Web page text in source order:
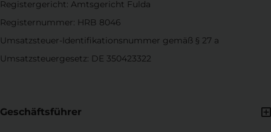
Registergericht: Amtsgericht Fulda
Registernummer: HRB 8046
Umsatzsteuer-Identifikationsnummer gemäß § 27 a
Umsatzsteuergesetz: DE 350423322
Geschäftsführer